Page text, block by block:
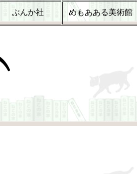
ぶんか社 めもあある美術館